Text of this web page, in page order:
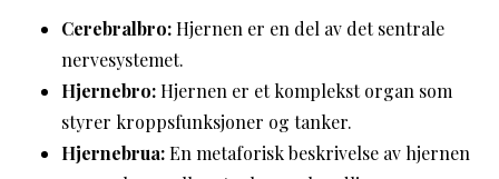
Cerebralbro:Hjernen er en del av det sentrale
nervesystemet.
Hjernebro:Hjernen er et komplekst organ som
styrer kroppsfunksjoner og tanker.
Hjernebrua:En metaforisk beskrivelse av hjernen